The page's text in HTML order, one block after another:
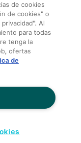
Venta
de cookies
de cookies" o
Al
para todas
tenga la
ofertas
de